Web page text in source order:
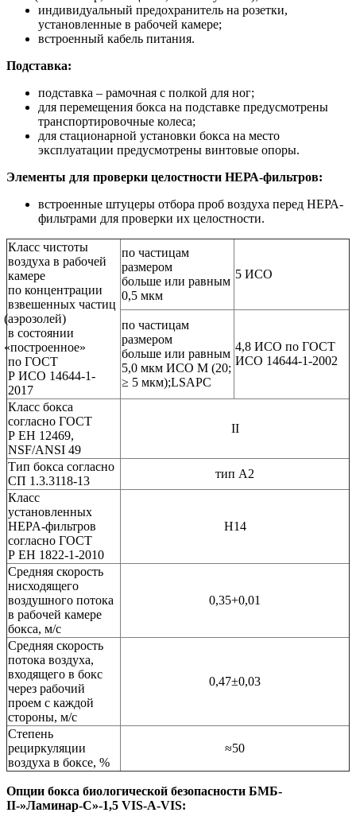
индивидуальный предохранитель на розетки,
установленные в рабочей камере;
встроенный кабель питания.
Подставка:
подставка – рамочная с полкой для ног;
для перемещения бокса на подставке предусмотрены
транспортировочные колеса;
для стационарной установки бокса на место
эксплуатации предусмотрены винтовые опоры.
Элементы для проверки целостности НЕРА-фильтров:
встроенные штуцеры отбора проб воздуха перед НЕРА-
фильтрами для проверки их целостности.
Класс чистоты
воздуха в рабочей
камере
по концентрации
взвешенных частиц
(аэрозолей)
в состоянии
«построенное»
по ГОСТ
Р ИСО 14644-1-
2017
по частицам
размером
больше или равным
0,5 мкм
5 ИСО
по частицам
размером
больше или равным
5,0 мкм ИСО М (20;
≥ 5 мкм);LSAPC
4,8 ИСО по ГОСТ
ИСО 14644-1-2002
Класс бокса
согласно ГОСТ
Р ЕН 12469,
NSF/ANSI 49
II
Тип бокса согласно
СП 1.3.3118-13
тип A2
Класс
установленных
HEPA-фильтров
согласно ГОСТ
Р ЕН 1822-1-2010
Н14
Средняя скорость
нисходящего
воздушного потока
в рабочей камере
бокса, м/c
0,35+0,01
Средняя скорость
потока воздуха,
входящего в бокс
через рабочий
проем с каждой
стороны, м/с
0,47±0,03
Степень
рециркуляции
воздуха в боксе, %
≈50
Опции бокса биологической безопасности БМБ-
II-»Ламинар-С»-1,5 VIS-A-VIS: